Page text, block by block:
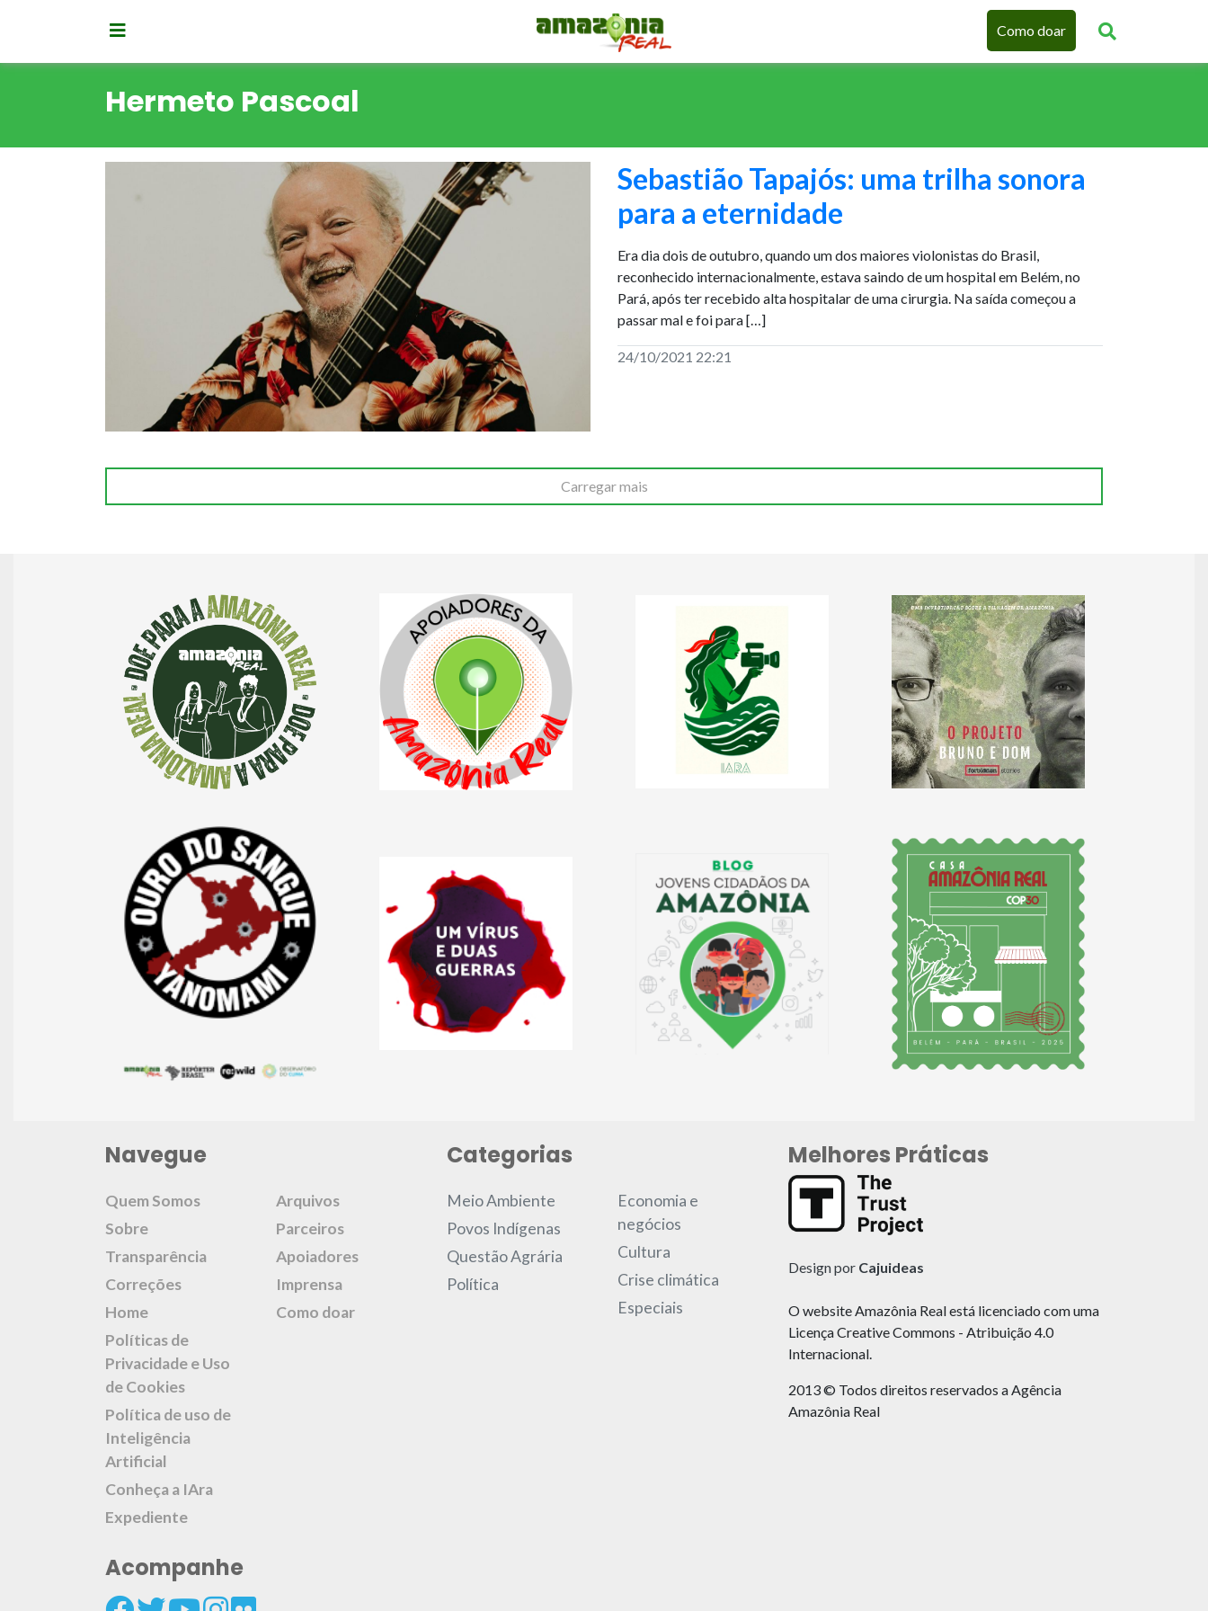
Como doar
Hermeto Pascoal
Sebastião Tapajós: uma trilha sonora
para a eternidade
Era dia dois de outubro, quando um dos maiores violonistas do Brasil,
reconhecido internacionalmente, estava saindo de um hospital em Belém, no
Pará, após ter recebido alta hospitalar de uma cirurgia. Na saída começou a
passar mal e foi para […]
24/10/2021 22:21
Carregar mais
Navegue
Quem Somos
Sobre
Transparência
Correções
Home
Políticas de
Privacidade e Uso
de Cookies
Política de uso de
Inteligência
Artificial
Conheça a IAra
Expediente
Arquivos
Parceiros
Apoiadores
Imprensa
Como doar
Acompanhe
Categorias
Meio Ambiente
Povos Indígenas
Questão Agrária
Política
Economia e
negócios
Cultura
Crise climática
Especiais
Melhores Práticas
Design por Cajuideas
O website Amazônia Real está licenciado com uma
Licença Creative Commons - Atribuição 4.0
Internacional.
2013 © Todos direitos reservados a Agência
Amazônia Real